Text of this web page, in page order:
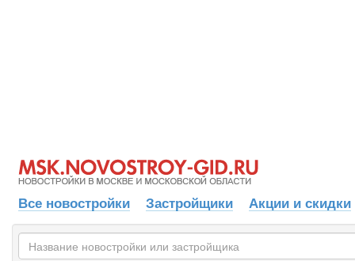
Все новостройки Застройщики Акции и скидки